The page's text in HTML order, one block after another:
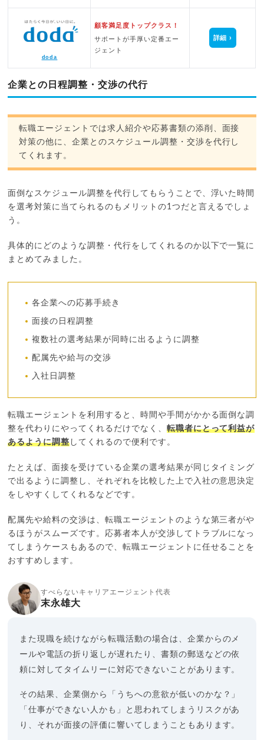
doda
顧客満足度トップクラス！
サポートが手厚い定番エー
ジェント
詳細
企業との日程調整・交渉の代行
転職エージェントでは求人紹介や応募書類の添削、面接
対策の他に、企業とのスケジュール調整・交渉を代行し
てくれます。
面倒なスケジュール調整を代行してもらうことで、浮いた時間
を選考対策に当てられるのもメリットの1つだと言えるでしょ
う。
具体的にどのような調整・代行をしてくれるのか以下で一覧に
まとめてみました。
各企業への応募手続き
面接の日程調整
複数社の選考結果が同時に出るように調整
配属先や給与の交渉
入社日調整
転職エージェントを利用すると、時間や手間がかかる面倒な調
整を代わりにやってくれるだけでなく、 転職者にとって利益が
あるように調整 してくれるので便利です。
たとえば、面接を受けている企業の選考結果が同じタイミング
で出るように調整し、それぞれを比較した上で入社の意思決定
をしやすくしてくれるなどです。
配属先や給料の交渉は、転職エージェントのような第三者がや
るほうがスムーズです。応募者本人が交渉してトラブルになっ
てしまうケースもあるので、転職エージェントに任せることを
おすすめします。
すべらないキャリアエージェント代表
末永雄大
また現職を続けながら転職活動の場合は、企業からのメ
ールや電話の折り返しが遅れたり、書類の郵送などの依
頼に対してタイムリーに対応できないことがあります。
その結果、企業側から「うちへの意欲が低いのかな？」
「仕事ができない人かも」と思われてしまうリスクがあ
り、それが面接の評価に響いてしまうこともあります。